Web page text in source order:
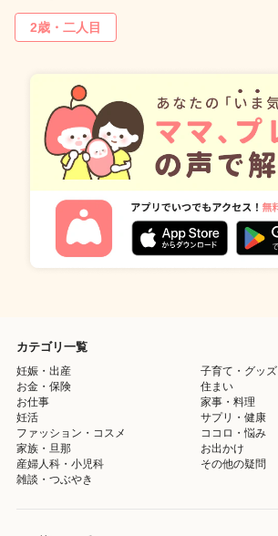
2歳・二人目
カテゴリ一覧
妊娠・出産
子育て・グッズ
お金・保険
住まい
お仕事
家事・料理
妊活
サプリ・健康
ファッション・コスメ
ココロ・悩み
家族・旦那
お出かけ
産婦人科・小児科
その他の疑問
雑談・つぶやき